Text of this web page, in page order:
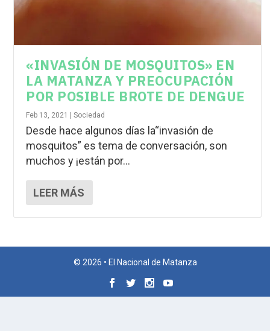
«INVASIÓN DE MOSQUITOS» EN
LA MATANZA Y PREOCUPACIÓN
POR POSIBLE BROTE DE DENGUE
Feb 13, 2021 |Sociedad
Desde hace algunos días la“invasión de
mosquitos” es tema de conversación, son
muchos y ¡están por...
LEER MÁS
© 2026 • El Nacional de Matanza